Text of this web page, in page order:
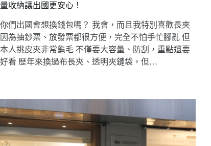
量收納讓出國更安心！
你們出國會想換錢包嗎？ 我會，而且我特別喜歡長夾
因為抽鈔票、放發票都很方便，完全不怕手忙腳亂 但
本人挑皮夾非常龜毛 不僅要大容量、防刮，重點還要
好看 歷年來換過布長夾、透明夾鏈袋，但…